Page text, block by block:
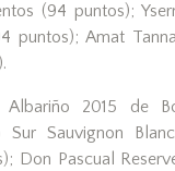
(94 puntos);
puntos); Amat
Albariño 2015 de
Sur Sauvignon
Don Pascual